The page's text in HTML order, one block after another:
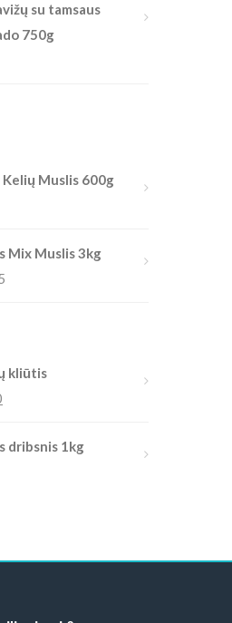
su tamsaus
750g
Kelių Muslis 600g
Mix Muslis 3kg
kliūtis
dribsnis 1kg